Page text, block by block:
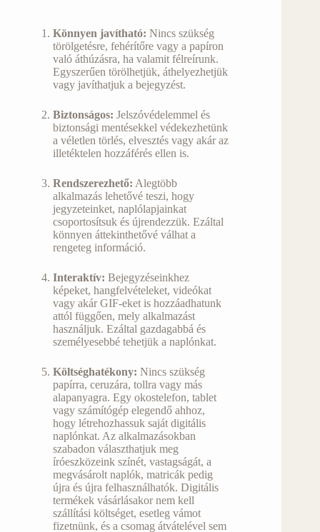
Könnyen javítható: Nincs szükség
törölgetésre, fehérítőre vagy a papíron
való áthúzásra, ha valamit félreírunk.
Egyszerűen törölhetjük, áthelyezhetjük
vagy javíthatjuk a bejegyzést.
Biztonságos: Jelszóvédelemmel és
biztonsági mentésekkel védekezhetünk
a véletlen törlés, elvesztés vagy akár az
illetéktelen hozzáférés ellen is.
Rendszerezhető: Alegtöbb
alkalmazás lehetővé teszi, hogy
jegyzeteinket, naplólapjainkat
csoportosítsuk és újrendezzük. Ezáltal
könnyen áttekinthetővé válhat a
rengeteg információ.
Interaktív: Bejegyzéseinkhez
képeket, hangfelvételeket, videókat
vagy akár GIF-eket is hozzáadhatunk
attól függően, mely alkalmazást
használjuk. Ezáltal gazdagabbá és
személyesebbé tehetjük a naplónkat.
Költséghatékony: Nincs szükség
papírra, ceruzára, tollra vagy más
alapanyagra. Egy okostelefon, tablet
vagy számítógép elegendő ahhoz,
hogy létrehozhassuk saját digitális
naplónkat. Az alkalmazásokban
szabadon választhatjuk meg
íróeszközeink színét, vastagságát, a
megvásárolt naplók, matricák pedig
újra és újra felhasználhatók. Digitális
termékek vásárlásakor nem kell
szállítási költséget, esetleg vámot
fizetnünk, és a csomag átvátelével sem